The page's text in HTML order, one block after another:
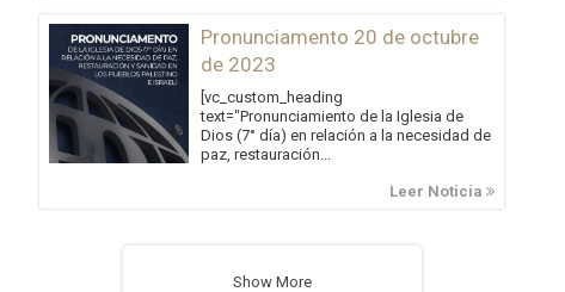
Pronunciamento 20 de octubre
de 2023
[vc_custom_heading
text="Pronunciamiento de la Iglesia de
Dios (7° día) en relación a la necesidad de
paz, restauración...
Leer Noticia
Show More